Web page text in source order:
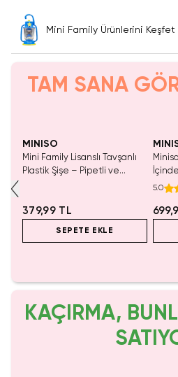
Mini Family Ürünlerini Keşfet
TAM SANA
MINISO
Mini Family Lisanslı Tavşanlı
Plastik Şişe – Pipetli ve
379,99 TL
SEPETE EKLE
5.0
KAÇIRMA,